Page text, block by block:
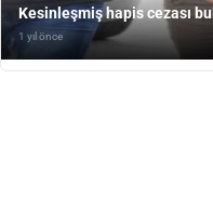
Kesinleşmiş hapis cezası
1 yıl önce